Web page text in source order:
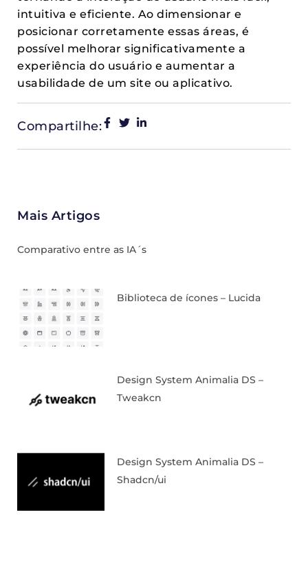
intuitiva e eficiente. Ao dimensionar e
posicionar corretamente essas áreas, é
possível melhorar significativamente a
experiência do usuário e aumentar a
usabilidade de um site ou aplicativo.
Compartilhe:
Mais Artigos
Comparativo entre as IA´s
Biblioteca de ícones – Lucida
Design System Animalia DS –
Tweakcn
Design System Animalia DS –
Shadcn/ui